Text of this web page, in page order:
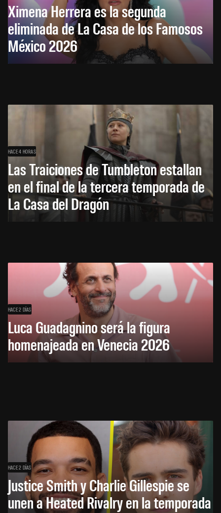
Ximena Herrera es la segunda
eliminada de La Casa de los Famosos
México 2026
HACE 4 HORAS
Las Traiciones de Tumbleton estallan
en el final de la tercera temporada de
La Casa del Dragón
HACE 2 DÍAS
Luca Guadagnino será la figura
homenajeada en Venecia 2026
HACE 2 DÍAS
Justice Smith y Charlie Gillespie se
unen a Heated Rivalry en la temporada